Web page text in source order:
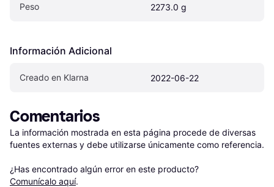
Peso 2273.0 g
Información Adicional
Creado en Klarna 2022-06-22
Comentarios
La información mostrada en esta página procede de diversas
fuentes externas y debe utilizarse únicamente como referencia.
¿Has encontrado algún error en este producto?
Comunícalo aquí.